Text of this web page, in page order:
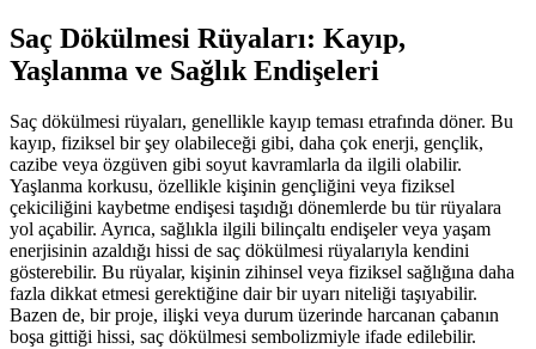
Saç Dökülmesi Rüyaları: Kayıp,
Yaşlanma ve Sağlık Endişeleri
Saç dökülmesi rüyaları, genellikle kayıp teması etrafında döner. Bu
kayıp, fiziksel bir şey olabileceği gibi, daha çok enerji, gençlik,
cazibe veya özgüven gibi soyut kavramlarla da ilgili olabilir.
Yaşlanma korkusu, özellikle kişinin gençliğini veya fiziksel
çekiciliğini kaybetme endişesi taşıdığı dönemlerde bu tür rüyalara
yol açabilir. Ayrıca, sağlıkla ilgili bilinçaltı endişeler veya yaşam
enerjisinin azaldığı hissi de saç dökülmesi rüyalarıyla kendini
gösterebilir. Bu rüyalar, kişinin zihinsel veya fiziksel sağlığına daha
fazla dikkat etmesi gerektiğine dair bir uyarı niteliği taşıyabilir.
Bazen de, bir proje, ilişki veya durum üzerinde harcanan çabanın
boşa gittiği hissi, saç dökülmesi sembolizmiyle ifade edilebilir.